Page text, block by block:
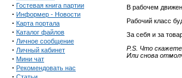
· Гостевая книга партии
· Информер - Новости
· Карта портала
· Каталог файлов
· Личное сообщение
· Личный кабинет
· Мини чат
· Рекомендовать нас
В рабочем
Рабочий класс
За себя и за
P.S . Что
Или снова